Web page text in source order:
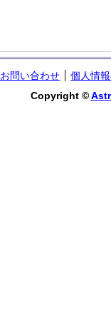
お問い合わせ
個人情
Copyright ©